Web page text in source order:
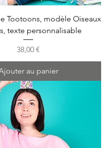
Tootoons, modèle Oiseaux
texte personnalisable
Prix
38,00 €
au panier